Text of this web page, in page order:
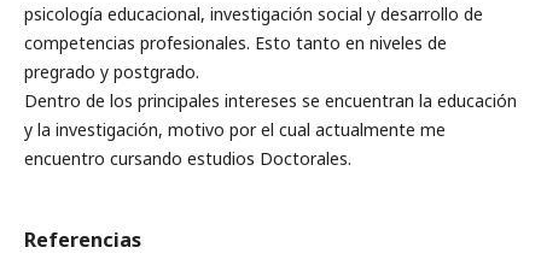
psicología educacional, investigación social y desarrollo de
competencias profesionales. Esto tanto en niveles de
pregrado y postgrado.
Dentro de los principales intereses se encuentran la educación
y la investigación, motivo por el cual actualmente me
encuentro cursando estudios Doctorales.
Referencias